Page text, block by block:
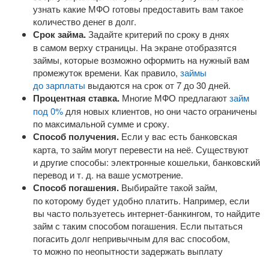
узнать какие МФО готовы предоставить вам такое
количество денег в долг.
Срок займа.Задайте критерий по сроку в днях
в самом верху страницы. На экране отобразятся
займы, которые возможно оформить на нужный вам
промежуток времени. Как правило, займы
до зарплаты выдаются на срок от 7 до 30 дней.
Процентная ставка. Многие МФО предлагаютзайм
под 0% для новых клиентов, но они часто ограничены
по максимальной сумме и сроку.
Способ получения. Если у вас есть банковская
карта, то займ могут перевести на неё. Существуют
и другие способы: электронные кошельки, банковский
перевод и т. д. на ваше усмотрение.
Способ погашения. Выбирайте такой займ,
по которому будет удобно платить. Например, если
вы часто пользуетесь интернет-банкингом, то найдите
займ с таким способом погашения. Если пытаться
погасить долг непривычным для вас способом,
то можно по неопытности задержать выплату